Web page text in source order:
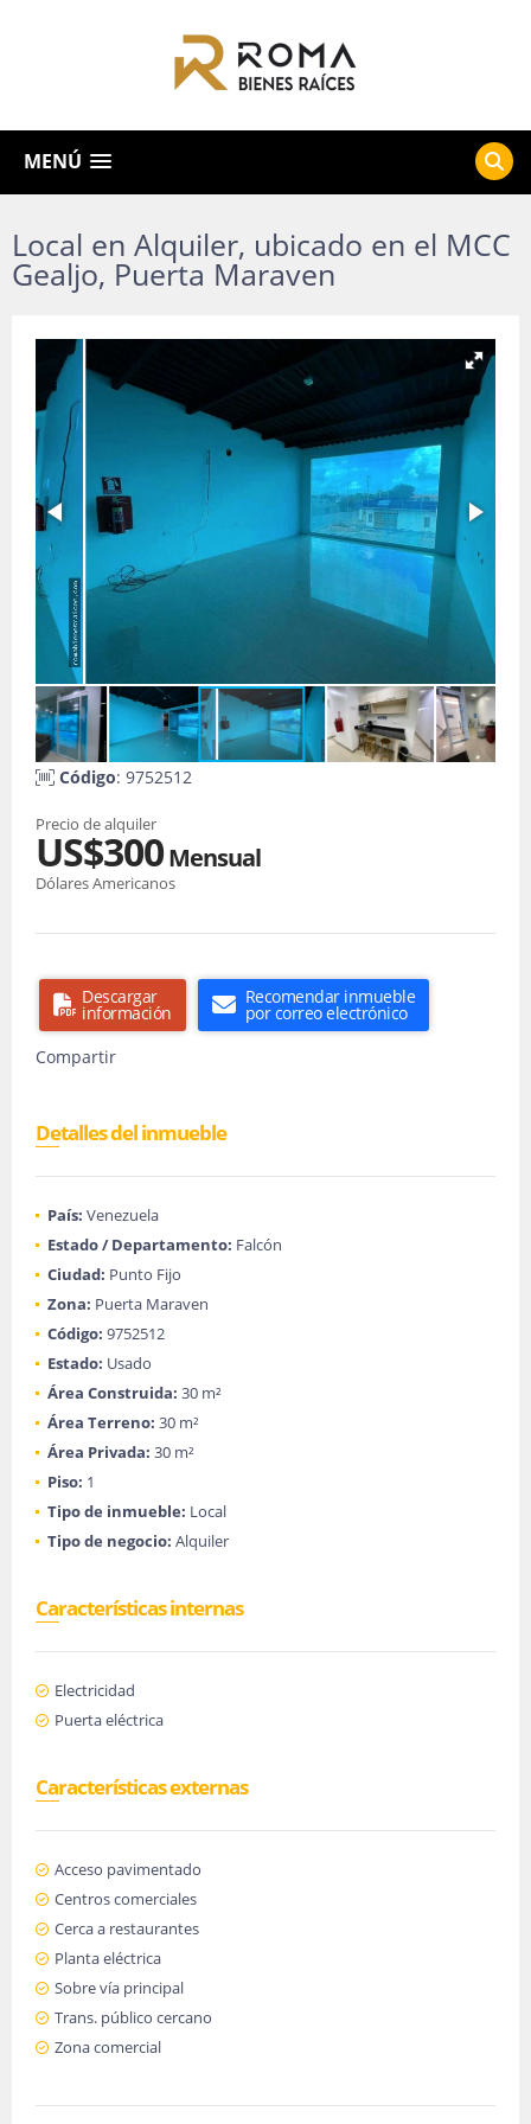
MENÚ
Local en Alquiler, ubicado en el MCC
Gealjo, Puerta Maraven
Código: 9752512
Precio de alquiler
US$300Mensual
Dólares Americanos
Descargar
información
Recomendar inmueble
por correo electrónico
Compartir
Detalles del inmueble
País: Venezuela
Estado / Departamento: Falcón
Ciudad: Punto Fijo
Zona: Puerta Maraven
Código: 9752512
Estado: Usado
Área Construida: 30 m²
Área Terreno: 30 m²
Área Privada: 30 m²
Piso: 1
Tipo de inmueble: Local
Tipo de negocio: Alquiler
Características internas
Electricidad
Puerta eléctrica
Características externas
Acceso pavimentado
Centros comerciales
Cerca a restaurantes
Planta eléctrica
Sobre vía principal
Trans. público cercano
Zona comercial